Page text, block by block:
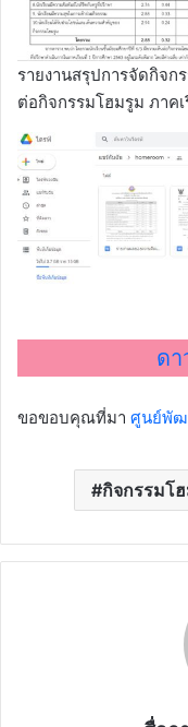
รายงานสรุปการจัดกิจก
ต่อกิจกรรมโฮมรูม ภาค
ด
ขอขอบคุณที่มา ศูนย์พัฒ
กิจกรรมโ